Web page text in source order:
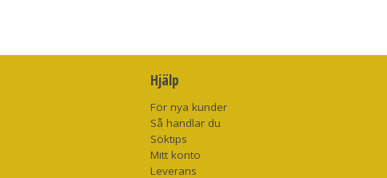
Hjälp
För nya kunder
Så handlar du
Söktips
Mitt konto
Leverans